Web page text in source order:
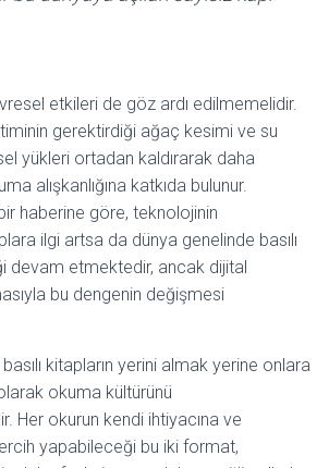
etkileri de göz ardı edilmemelidir.
gerektirdiği ağaç kesimi ve su
yükleri ortadan kaldırarak daha
alışkanlığına katkıda bulunur.
bir haberine göre, teknolojinin
ilgi artsa da dünya genelinde basılı
devam etmektedir, ancak dijital
bu dengenin değişmesi
kitapların yerini almak yerine onlara
okuma kültürünü
Her okurun kendi ihtiyacına ve
yapabileceği bu iki format,